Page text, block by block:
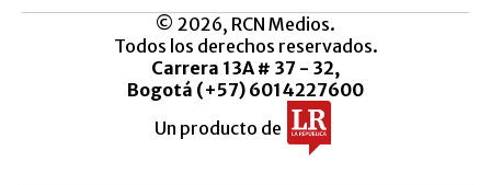
© 2026, RCN Medios.
Todos los derechos reservados.
Carrera 13A # 37 - 32,
Bogotá (+57) 6014227600
Un producto de